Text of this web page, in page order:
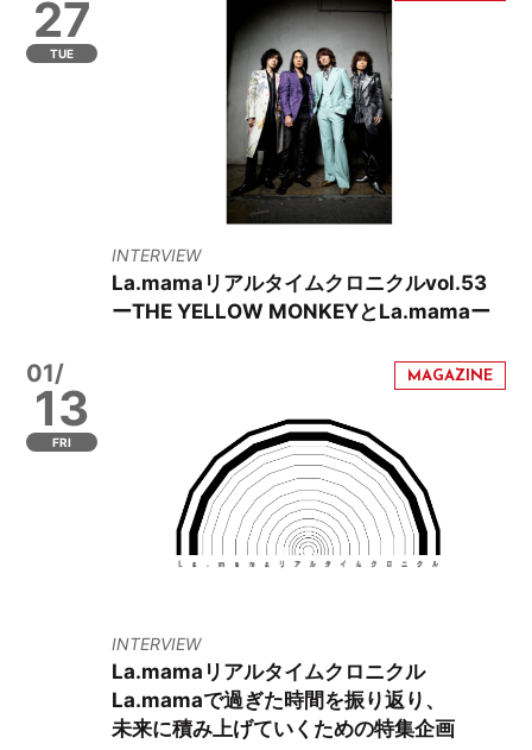
27
TUE
INTERVIEW
La.mamaリアルタイムクロニクルvol.53
ーTHE YELLOW MONKEYとLa.mamaー
01/
13
FRI
INTERVIEW
La.mamaリアルタイムクロニクル
La.mamaで過ぎた時間を振り返り、
未来に積み上げていくための特集企画